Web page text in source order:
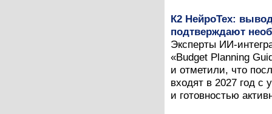
К2 НейроТех:
подтверждают
Эксперты ИИ-
«Budget Planning
и отметили, что
входят в 2027 год
и готовностью